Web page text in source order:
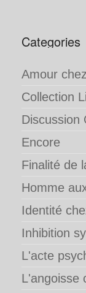
Categories
Amour
Collection
Discussion
Encore
Finalité de
Homme
Identité
Inhibition
L'acte
L'angoisse